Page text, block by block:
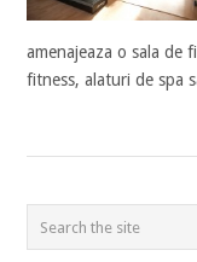
amenajeaza o sala de
fitness, alaturi de spa
POSTS